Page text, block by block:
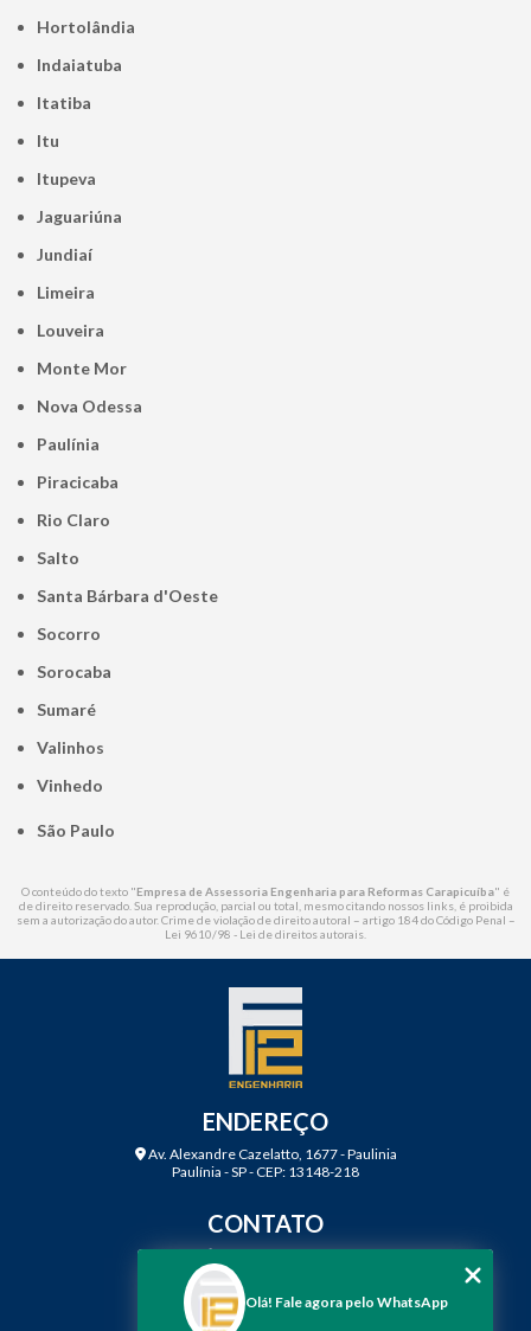
Hortolândia
Indaiatuba
Itatiba
Itu
Itupeva
Jaguariúna
Jundiaí
Limeira
Louveira
Monte Mor
Nova Odessa
Paulínia
Piracicaba
Rio Claro
Salto
Santa Bárbara d'Oeste
Socorro
Sorocaba
Sumaré
Valinhos
Vinhedo
São Paulo
O conteúdo do texto "Empresa de Assessoria Engenharia para Reformas Carapicuíba" é
de direito reservado. Sua reprodução, parcial ou total, mesmo citando nossos links, é proibida
sem a autorização do autor. Crime de violação de direito autoral – artigo 184 do Código Penal –
Lei 9610/98 - Lei de direitos autorais
ENDEREÇO
Av. Alexandre Cazelatto, 1677 - Paulinia
Paulínia - SP - CEP: 13148-218
CONTATO
(19) 99968-7979
contato@f12engenharia.com.br
Olá! Fale agora pelo WhatsApp